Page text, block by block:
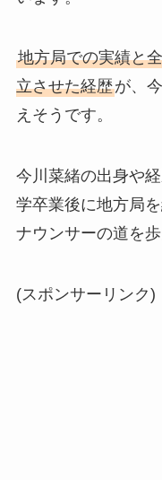
地方局での実績と
立させた経歴が、
えそうです。
今川菜緒の出身や
学卒業後に地方局
ナウンサーの道を
(スポンサーリンク)